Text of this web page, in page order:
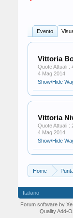
Evento
Vittoria
Quote Attuali :
4 Mag 2014
Show/Hide
Vittoria
Quote Attuali :
4 Mag 2014
Show/Hide
Home
Italiano
Forum software by
Quality Add-